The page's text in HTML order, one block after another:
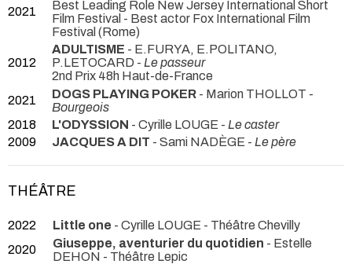
2021
Best Leading Role New Jersey International Short
Film Festival - Best actor Fox International Film
Festival (Rome)
2012
ADULTISME - E.FURYA, E.POLITANO,
P.LETOCARD - Le passeur
2nd Prix 48h Haut-de-France
2021
DOGS PLAYING POKER - Marion THOLLOT -
Bourgeois
2018
L'ODYSSION - Cyrille LOUGE - Le caster
2009
JACQUES A DIT - Sami NADÈGE - Le père
THÉÂTRE
2022 Little one - Cyrille LOUGE - Théâtre Chevilly
2020
Giuseppe, aventurier du quotidien - Estelle
DEHON - Théâtre Lepic